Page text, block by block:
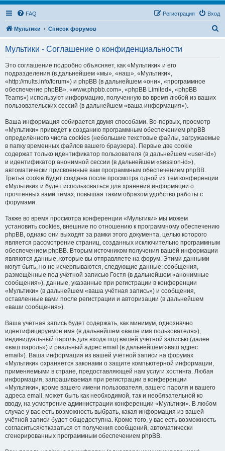
FAQ Вход
Регистрация
Мультики Список форумов
Мультики - Соглашение о конфиденциальности
Это соглашение подробно объясняет, как «Мультики» и его
подразделения (в дальнейшем «мы», «наш», «Мультики»,
«http://mults.info/forum») и phpBB (в дальнейшем «они», «программное
обеспечение phpBB», «www.phpbb.com», «phpBB Limited», «phpBB
Teams») используют информацию, полученную во время любой из ваших
пользовательских сессий (в дальнейшем «ваша информация»).
Ваша информация собирается двумя способами. Во-первых, просмотр
«Мультики» приведёт к созданию программным обеспечением phpBB
определённого числа cookies (небольшие текстовые файлы, загружаемые
в папку временных файлов вашего браузера). Первые две cookie
содержат только идентификатор пользователя (в дальнейшем «user-id»)
и идентификатор анонимной сессии (в дальнейшем «session-id»),
автоматически присвоенные вам программным обеспечением phpBB.
Третья cookie будет создана после просмотра одной из тем конференции
«Мультики» и будет использоваться для хранения информации о
прочтённых вами темах, повышая таким образом удобство работы с
форумами.
Также во время просмотра конференции «Мультики» мы можем
установить cookies, внешние по отношению к программному обеспечению
phpBB, однако они выходят за рамки этого документа, целью которого
является рассмотрение страниц, созданных исключительно программным
обеспечением phpBB. Вторым источником получения вашей информации
являются данные, которые вы отправляете на форум. Этими данными
могут быть, но не исчерпываются, следующие данные: сообщения,
размещённые под учётной записью Гостя (в дальнейшем «анонимные
сообщения»), данные, указанные при регистрации в конференции
«Мультики» (в дальнейшем «ваша учётная запись») и сообщения,
оставленные вами после регистрации и авторизации (в дальнейшем
«ваши сообщения»).
Ваша учётная запись будет содержать, как минимум, однозначно
идентифицируемое имя (в дальнейшем «ваше имя пользователя»),
индивидуальный пароль для входа под вашей учётной записью (далее
«ваш пароль») и реальный адрес email (в дальнейшем «ваш адрес
email»). Ваша информация из вашей учётной записи на форумах
«Мультики» охраняется законами о защите компьютерной информации,
применяемыми в стране, предоставляющей нам услуги хостинга. Любая
информация, запрашиваемая при регистрации в конференции
«Мультики», кроме вашего имени пользователя, вашего пароля и вашего
адреса email, может быть как необходимой, так и необязательной ко
вводу, на усмотрение администрации конференции «Мультики». В любом
случае у вас есть возможность выбрать, какая информация из вашей
учётной записи будет общедоступна. Кроме того, у вас есть возможность
согласиться/отказаться от получения сообщений, автоматически
сгенерированных программным обеспечением phpBB.